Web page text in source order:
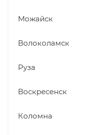
Можайск
Волоколамск
Руза
Воскресенск
Коломна